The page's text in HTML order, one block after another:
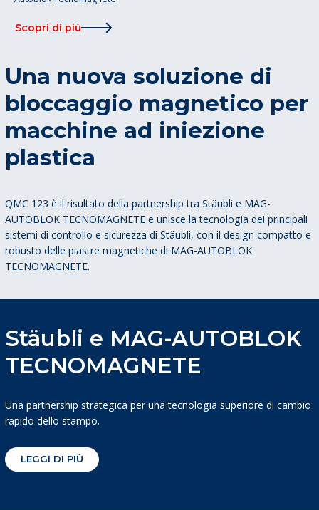
Scopri di più
Una nuova soluzione di
bloccaggio magnetico per
macchine ad iniezione
plastica
QMC 123 è il risultato della partnership tra Stäubli e MAG-
AUTOBLOK TECNOMAGNETE e unisce la tecnologia dei principali
sistemi di controllo e sicurezza di Stäubli, con il design compatto e
robusto delle piastre magnetiche di MAG-AUTOBLOK
TECNOMAGNETE.
Stäubli e MAG-AUTOBLOK
TECNOMAGNETE
Una partnership strategica per una tecnologia superiore di cambio
rapido dello stampo.
LEGGI DI PIÙ